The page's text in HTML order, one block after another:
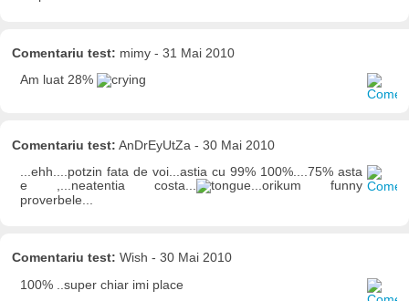
Comentariu test: mimy - 31 Mai 2010
Am luat 28%
Comentariu test: AnDrEyUtZa - 30 Mai 2010
...ehh....potzin fata de voi...astia cu 99% 100%....75% asta
e ,...neatentia costa...
...orikum funny
proverbele...
Comentariu test: Wish - 30 Mai 2010
100% ..super chiar imi place